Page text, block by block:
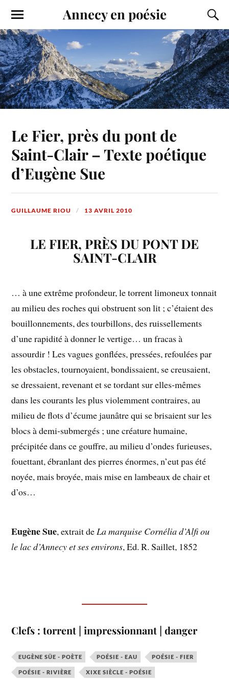
Annecy en poésie
Le Fier, près du pont de
Saint-Clair – Texte poétique
d’Eugène Sue
GUILLAUME RIOU 13 AVRIL 2010
LE FIER, PRÈS DU PONT DE
SAINT-CLAIR
… à une extrême profondeur, le torrent limoneux tonnait
au milieu des roches qui obstruent son lit ; c’étaient des
bouillonnements, des tourbillons, des ruissellements
d’une rapidité à donner le vertige… un fracas à
assourdir ! Les vagues gonflées, pressées, refoulées par
les obstacles, tournoyaient, bondissaient, se creusaient,
se dressaient, revenant et se tordant sur elles-mêmes
dans les courants les plus violemment contraires, au
milieu de flots d’écume jaunâtre qui se brisaient sur les
blocs à demi-submergés ; une créature humaine,
précipitée dans ce gouffre, au milieu d’ondes furieuses,
fouettant, ébranlant des pierres énormes, n’eut pas été
noyée, mais broyée, mais mise en lambeaux de chair et
d’os…
Eugène Sue, extrait deLa marquise Cornélia d’Alfi ou
le lac d’Annecy et ses environs, Ed. R. Saillet, 1852
Clefs : torrent | impressionnant | danger
EUGÈNE SÜE - POÈTE POÉSIE - EAU POÉSIE - FIER
POÉSIE - RIVIÈRE XIXE SIÈCLE - POÉSIE